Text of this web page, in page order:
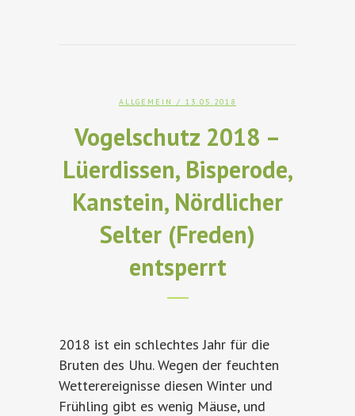
ALLGEMEIN / 13.05.2018
Vogelschutz 2018 –
Lüerdissen, Bisperode,
Kanstein, Nördlicher
Selter (Freden)
entsperrt
2018 ist ein schlechtes Jahr für die
Bruten des Uhu. Wegen der feuchten
Wetterereignisse diesen Winter und
Frühling gibt es wenig Mäuse, und